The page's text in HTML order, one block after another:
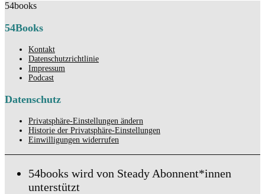
54books
54Books
Kontakt
Datenschutzrichtlinie
Impressum
Podcast
Datenschutz
Privatsphäre-Einstellungen ändern
Historie der Privatsphäre-Einstellungen
Einwilligungen widerrufen
54books wird von Steady Abonnent*innen
unterstützt